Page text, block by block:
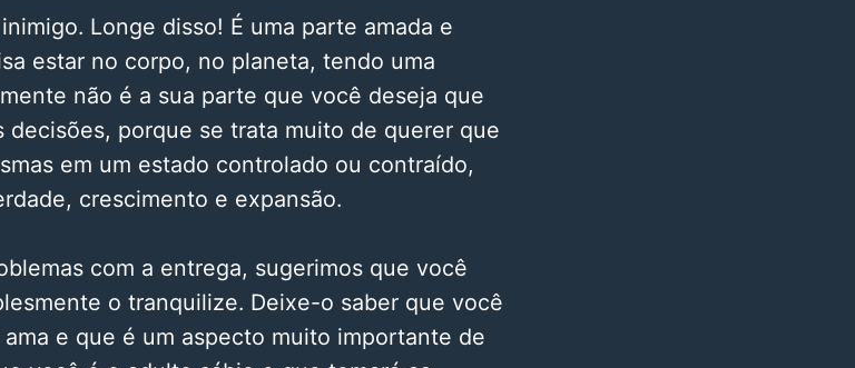
Longe disso! É uma parte amada e
estar no corpo, no planeta, tendo uma
não é a sua parte que você deseja que
decisões, porque se trata muito de querer que
em um estado controlado ou contraído,
crescimento e expansão.
com a entrega, sugerimos que você
o tranquilize. Deixe-o saber que você
e que é um aspecto muito importante de